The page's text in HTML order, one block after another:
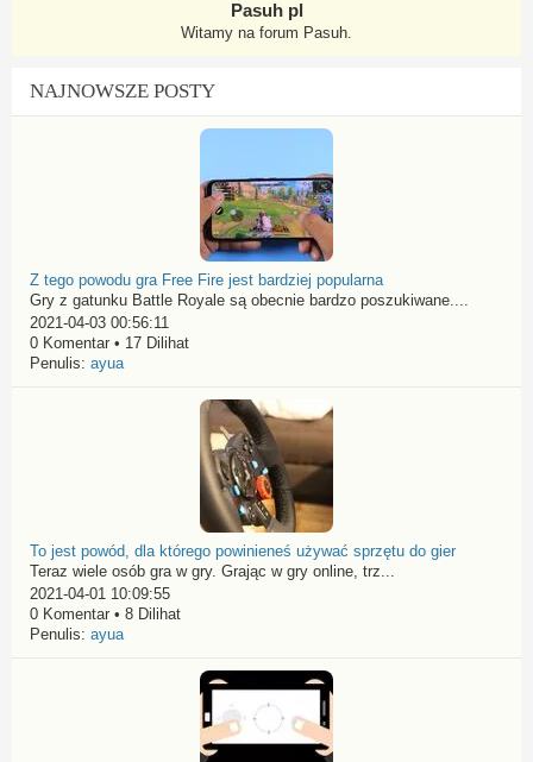
Pasuh pl
Witamy na forum Pasuh.
NAJNOWSZE POSTY
Z tego powodu gra Free Fire jest bardziej popularna
Gry z gatunku Battle Royale są obecnie bardzo poszukiwane....
2021-04-03 00:56:11
0 Komentar • 17 Dilihat
Penulis: ayua
To jest powód, dla którego powinieneś używać sprzętu do gier
Teraz wiele osób gra w gry. Grając w gry online, trz...
2021-04-01 10:09:55
0 Komentar • 8 Dilihat
Penulis: ayua